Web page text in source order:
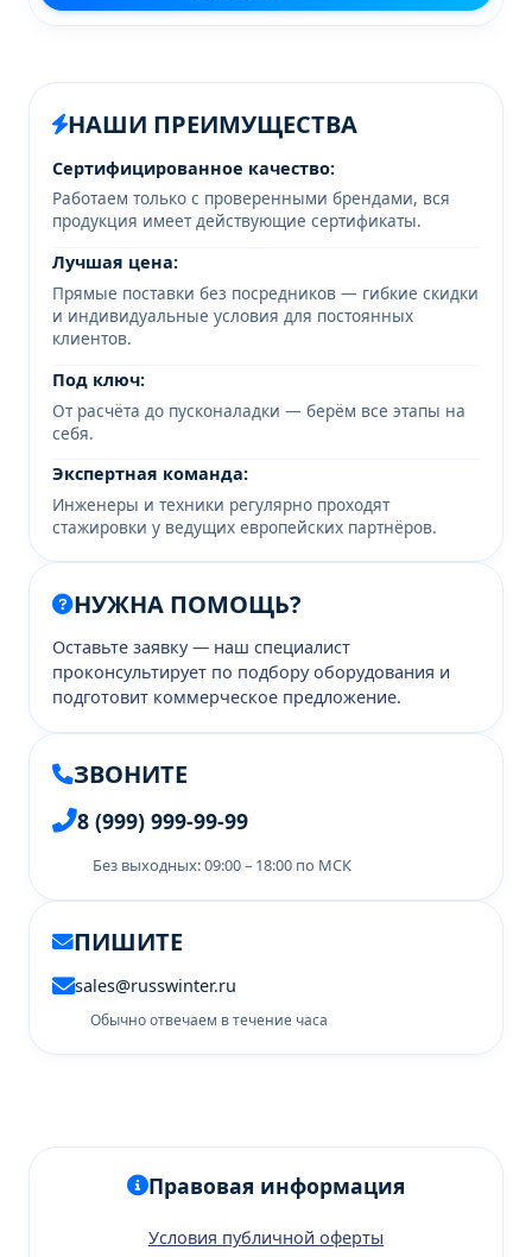
НАШИ ПРЕИМУЩЕСТВА
Сертифицированное качество:
Работаем только с проверенными брендами, вся
продукция имеет действующие сертификаты.
Лучшая цена:
Прямые поставки без посредников — гибкие скидки
и индивидуальные условия для постоянных
клиентов.
Под ключ:
От расчёта до пусконаладки — берём все этапы на
себя.
Экспертная команда:
Инженеры и техники регулярно проходят
стажировки у ведущих европейских партнёров.
НУЖНА ПОМОЩЬ?
Оставьте заявку — наш специалист
проконсультирует по подбору оборудования и
подготовит коммерческое предложение.
ЗВОНИТЕ
8 (999) 999-99-99
Без выходных: 09:00 – 18:00 по МСК
ПИШИТЕ
sales@russwinter.ru
Обычно отвечаем в течение часа
Правовая информация
Условия публичной оферты